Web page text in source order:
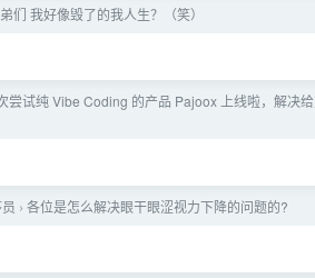
们 我好像毁了的我人生？（笑）
尝试纯 Vibe Coding 的产品 Pajoox 上线啦，解决
› 各位是怎么解决眼干眼涩视力下降的问题的?